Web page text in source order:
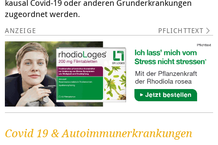
kausal Covid-19 oder anderen Grunderkrankungen
zugeordnet werden.
PFLICHTTEXT
Covid 19 & Autoimmunerkrankungen